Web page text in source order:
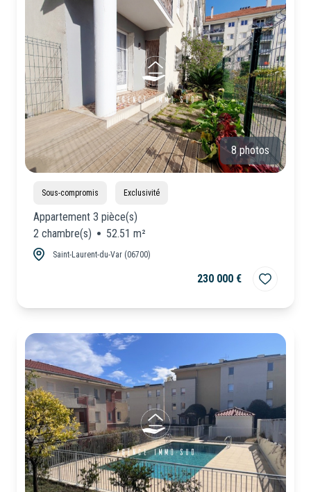
Commerciaux
Neuf
NOUS
REJOINDRE
8 photos
Sous-compromis Exclusivité
Appartement 3 pièce(s)
2 chambre(s)
52.51 m²
Saint-Laurent-du-Var (06700)
230 000 €